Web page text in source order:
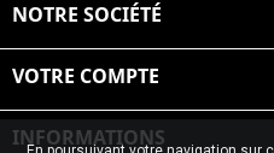
NOTRE SOCIÉTÉ
VOTRE COMPTE
INFORMATIONS